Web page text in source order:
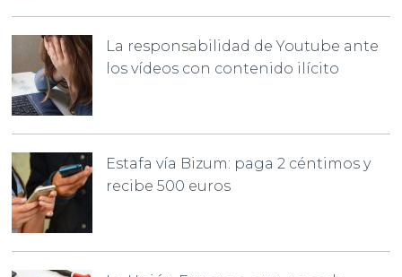
La responsabilidad de Youtube ante
los vídeos con contenido ilícito
Estafa vía Bizum: paga 2 céntimos y
recibe 500 euros